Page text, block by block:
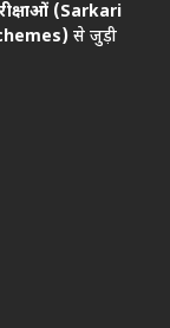
(Sarkari
से जुड़ी